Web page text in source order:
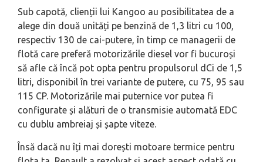
Sub capotă, clienții lui Kangoo au posibilitatea de a
alege din două unități pe benzină de 1,3 litri cu 100,
respectiv 130 de cai-putere, în timp ce managerii de
flotă care preferă motorizările diesel vor fi bucuroși
să afle că încă pot opta pentru propulsorul dCi de 1,5
litri, disponibil în trei variante de putere, cu 75, 95 sau
115 CP. Motorizările mai puternice vor putea fi
configurate și alături de o transmisie automată EDC
cu dublu ambreiaj și șapte viteze.
Însă dacă nu îți mai dorești motoare termice pentru